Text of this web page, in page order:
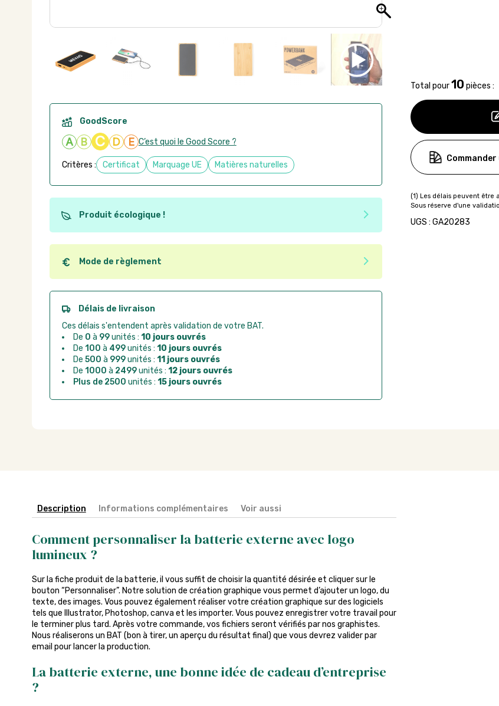
Total pour10 pièces :
UGS : GA20283
GoodScore
A B C D E C’est quoi le Good Score ?
Critères : Certificat Marquage UE Matières naturelles
Produit écologique !
Ce produit est éco-conçu, il a été fabriqué à partir de matériaux recyclés ou
recyclables. Ces produits peuvent plus facilement obtenir une seconde vie après
utilisation. L'origine de fabrication du produit n'entre pas dans les critères d'éco-
conception.
Mode de règlement
Quel que soit le mode de règlement, vous pouvez passer commande en ligne sur
Good Act.
Paiement CB :paiement sécurisé par carte bancaire
Virement bancaire :
règlement sur facture après la commande
Chorus Pro :règlement par mandat administratif après la commande
Délais de livraison
Ces délais s'entendent après validation de votre BAT.
De 0 à 99unités : 10 jours ouvrés
De 100 à 499unités : 10 jours ouvrés
De 500 à 999unités : 11 jours ouvrés
De 1000 à 2499unités : 12 jours ouvrés
Plus de 2500 unités : 15 jours ouvrés
Description Informations complémentaires Voir aussi
Comment personnaliser la batterie externe avec logo
lumineux ?
Sur la fiche produit de la batterie, il vous suffit de choisir la quantité désirée et cliquer sur le
bouton “Personnaliser”. Notre solution de création graphique vous permet d’ajouter un logo, du
texte, des images. Vous pouvez également réaliser votre création graphique sur des logiciels
tels que Illustrator, Photoshop, canva et les importer. Vous pouvez enregistrer votre travail pour
le terminer plus tard. Après votre commande, vos fichiers seront vérifiés par nos graphistes.
Nous réaliserons un BAT (bon à tirer, un aperçu du résultat final) que vous devrez valider par
email pour lancer la production.
La batterie externe, une bonne idée de cadeau d’entreprise
?